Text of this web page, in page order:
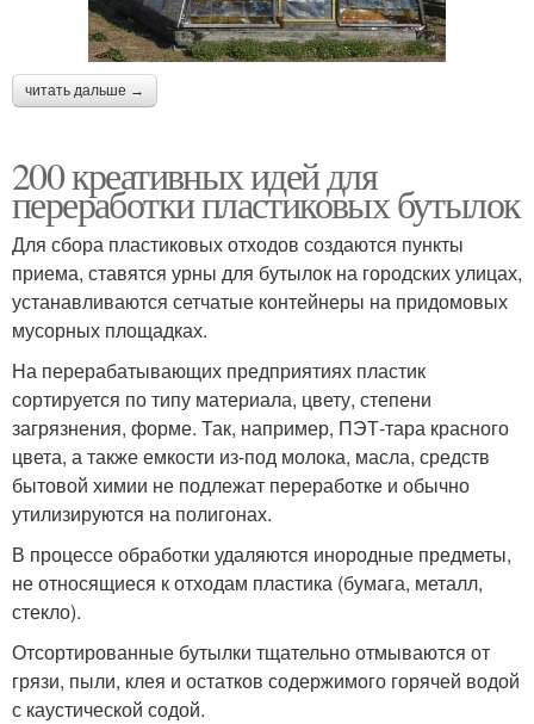
читать дальше →
200 креативных идей для
переработки пластиковых бутылок
Для сбора пластиковых отходов создаются пункты
приема, ставятся урны для бутылок на городских улицах,
устанавливаются сетчатые контейнеры на придомовых
мусорных площадках.
На перерабатывающих предприятиях пластик
сортируется по типу материала, цвету, степени
загрязнения, форме. Так, например, ПЭТ-тара красного
цвета, а также емкости из-под молока, масла, средств
бытовой химии не подлежат переработке и обычно
утилизируются на полигонах.
В процессе обработки удаляются инородные предметы,
не относящиеся к отходам пластика (бумага, металл,
стекло).
Отсортированные бутылки тщательно отмываются от
грязи, пыли, клея и остатков содержимого горячей водой
с каустической содой.